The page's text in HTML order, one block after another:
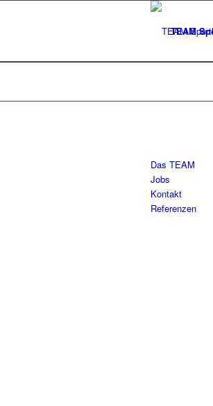
TEAM
Das TEAM
Jobs
Kontakt
Referenzen